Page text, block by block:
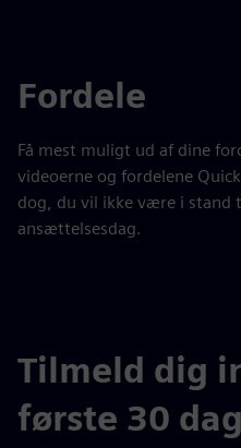
Fordele
Få mest muligt ud af dine
videoerne og fordelene
dog, du vil ikke være i
ansættelsesdag.
Tilmeld dig
første 30